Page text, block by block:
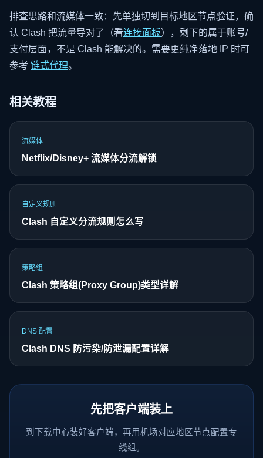
排查思路和流媒体一致：先单独切到目标地区节点验证，确
认 Clash 把流量导对了（看连接面板），剩下的属于账号/
支付层面，不是 Clash 能解决的。需要更纯净落地 IP 时可
参考 链式代理。
相关教程
流媒体
Netflix/Disney+ 流媒体分流解锁
自定义规则
Clash 自定义分流规则怎么写
策略组
Clash 策略组(Proxy Group)类型详解
DNS 配置
Clash DNS 防污染/防泄漏配置详解
先把客户端装上
到下载中心装好客户端，再用机场对应地区节点配置专
线组。